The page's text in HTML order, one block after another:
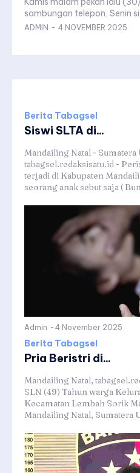
sambungan telepon, Senin
ADMIN - 4 NOVEMBER 2025
Berita Tabagsel
Siswi SLTA di...
Mandailing Natal - Sumatera
tabagsel.redaksisatu.id -
terjadi di Kabupaten
seorang anak sebut saja (
Admin - 4 November 2025
Berita Tabagsel
Pria Beristri di...
Mandailing Natal,
SLN (49) Tahun warga
Kecamatan Lembah Sorik
Mandailing Natal, Sumatera